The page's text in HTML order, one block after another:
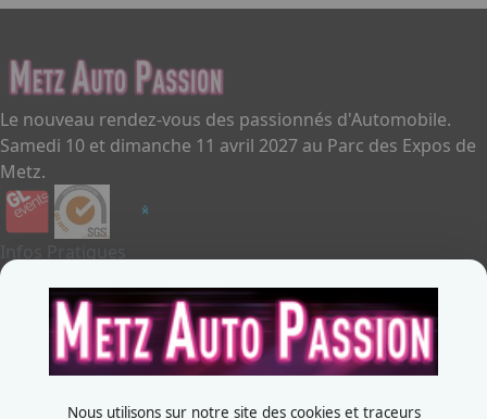
Le nouveau rendez-vous des passionnés d'Automobile.
Samedi 10 et dimanche 11 avril 2027 au Parc des Expos de
Metz.
Infos Pratiques
Je souhaite exposer
Metz Auto Passion
Contactez-nous
Nous utilisons sur notre site des cookies et traceurs